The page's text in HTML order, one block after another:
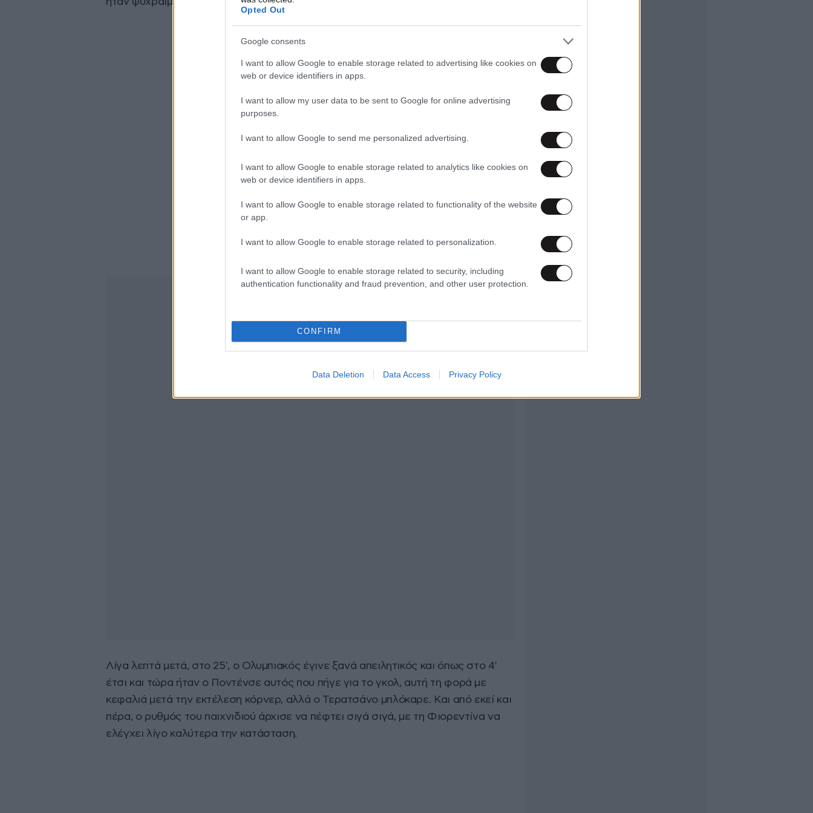
Opted Out
Google consents
I want to allow Google to enable storage related to advertising like cookies on
web or device identifiers in apps.
I want to allow my user data to be sent to Google for online advertising
purposes.
I want to allow Google to send me personalized advertising.
I want to allow Google to enable storage related to analytics like cookies on
web or device identifiers in apps.
I want to allow Google to enable storage related to functionality of the website
or app.
I want to allow Google to enable storage related to personalization.
I want to allow Google to enable storage related to security, including
authentication functionality and fraud prevention, and other user protection.
CONFIRM
Data Deletion Data Access Privacy Policy
Λίγα λεπτά μετά, στο 25′, ο Ολυμπιακός έγινε ξανά απειλητικός και όπως στο 4′
έτσι και τώρα ήταν ο Ποντένσε αυτός που πήγε για το γκολ, αυτή τη φορά με
κεφαλιά μετά την εκτέλεση κόρνερ, αλλά ο Τερατσάνο μπλόκαρε. Και από εκεί και
πέρα, ο ρυθμός του παιχνιδιού άρχισε να πέφτει σιγά σιγά, με τη Φιορεντίνα να
ελέγχει λίγο καλύτερα την κατάσταση.